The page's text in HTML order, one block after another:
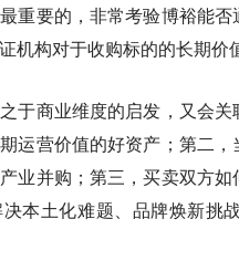
重要的，非常考验博裕能
机构对于收购标的的长期价
于商业维度的启发，又会
运营价值的好资产；第二
业并购；第三，买卖双方
决本土化难题、品牌焕新